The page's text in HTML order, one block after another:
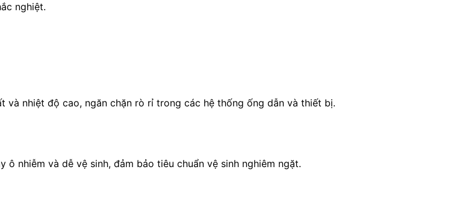
nghiệt.
và nhiệt độ cao, ngăn chặn rò rỉ trong các hệ thống ống dẫn và thiết bị.
nhiễm và dễ vệ sinh, đảm bảo tiêu chuẩn vệ sinh nghiêm ngặt.